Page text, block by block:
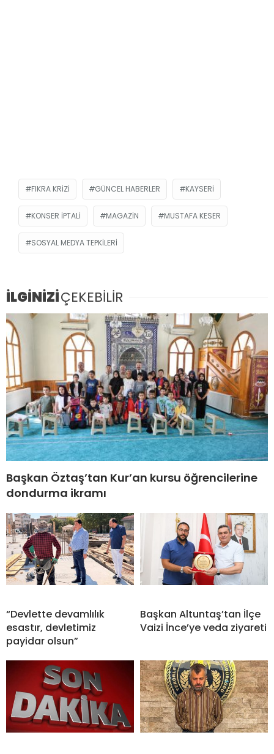
FIKRA KRIZI GÜNCEL HABERLER KAYSERI
KONSER IPTALI MAGAZIN MUSTAFA KESER
SOSYAL MEDYA TEPKILERI
İLGİNİZİÇEKEBİLİR
Başkan Öztaş’tan Kur’an kursu öğrencilerine
dondurma ikramı
“Devlette devamlılık
esastır, devletimiz
payidar olsun”
Başkan Altuntaş’tan İlçe
Vaizi İnce’ye veda ziyareti